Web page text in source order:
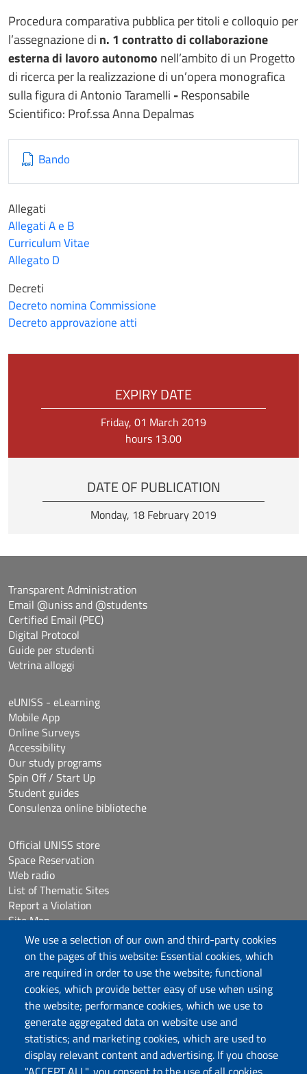
We use a selection of our own and third-party cookies
on the pages of this website: Essential cookies, which
are required in order to use the website; functional
cookies, which provide better easy of use when using
the website; performance cookies, which we use to
generate aggregated data on website use and
statistics; and marketing cookies, which are used to
display relevant content and advertising. If you choose
Procedura comparativa pubblica per titoli e colloquio per
l’assegnazione di n. 1 contratto di collaborazione
esterna di lavoro autonomo nell’ambito di un Progetto
di ricerca per la realizzazione di un’opera monografica
sulla figura di Antonio Taramelli -Responsabile
Scientifico: Prof.ssa Anna Depalmas
Bando
Allegati
Allegati A e B
Curriculum Vitae
Allegato D
Decreti
Decreto nomina Commissione
Decreto approvazione atti
EXPIRY DATE
Friday, 01 March 2019
hours 13.00
DATE OF PUBLICATION
Monday, 18 February 2019
Università degli Studi di Sassari
Transparent Administration
Email @uniss and @students
Certified Email (PEC)
Digital Protocol
Guide per studenti
Vetrina alloggi
eUNISS - eLearning
Mobile App
Online Surveys
Accessibility
Our study programs
Spin Off / Start Up
Student guides
Consulenza online biblioteche
Official UNISS store
Space Reservation
Web radio
List of Thematic Sites
Report a Violation
Site Map
Accessibilità
Cookie Settings
Follow us
Chatta con noi